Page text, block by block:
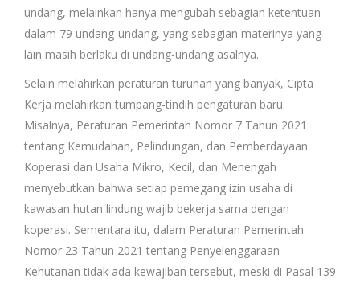
undang, melainkan hanya mengubah sebagian ketentuan
dalam 79 undang-undang, yang sebagian materinya yang
lain masih berlaku di undang-undang asalnya.
Selain melahirkan peraturan turunan yang banyak, Cipta
Kerja melahirkan tumpang-tindih pengaturan baru.
Misalnya, Peraturan Pemerintah Nomor 7 Tahun 2021
tentang Kemudahan, Pelindungan, dan Pemberdayaan
Koperasi dan Usaha Mikro, Kecil, dan Menengah
menyebutkan bahwa setiap pemegang izin usaha di
kawasan hutan lindung wajib bekerja sama dengan
koperasi. Sementara itu, dalam Peraturan Pemerintah
Nomor 23 Tahun 2021 tentang Penyelenggaraan
Kehutanan tidak ada kewajiban tersebut, meski di Pasal 139